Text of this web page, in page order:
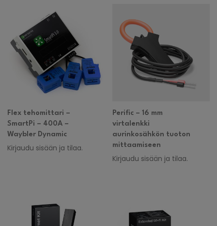
Flex tehomittari –
SmartPi – 400A –
Waybler Dynamic
Kirjaudu sisään ja tilaa.
Perific – 16 mm
virtalenkki
aurinkosähkön tuoton
mittaamiseen
Kirjaudu sisään ja tilaa.